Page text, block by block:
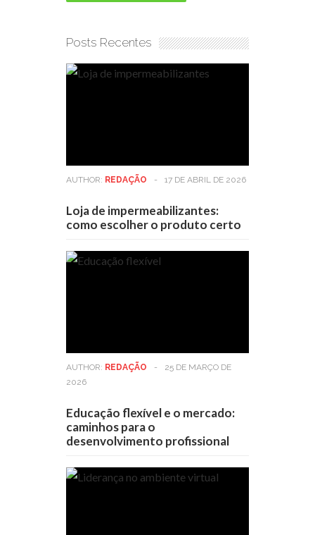
Posts Recentes
AUTHOR: REDAÇÃO - 17 DE ABRIL DE 2026
Loja de impermeabilizantes:
como escolher o produto certo
AUTHOR: REDAÇÃO -
25 DE MARÇO DE
2026
Educação flexível e o mercado:
caminhos para o
desenvolvimento profissional